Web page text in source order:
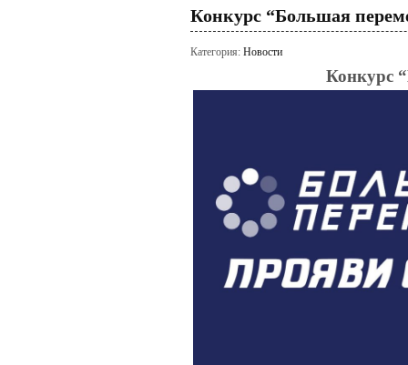
Конкурс “Большая
Категория: Новости
Конкурс